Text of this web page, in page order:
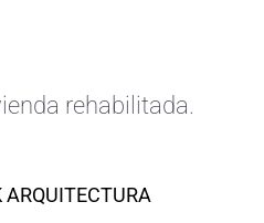
rehabilitada.
ARQUITECTURA